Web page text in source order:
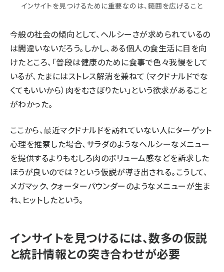
インサイトを見つけるために重要なのは、範囲を広げること
今般の社会の傾向として、ヘルシーさが求められているの
は間違いないだろう。しかし、ある個人の食生活に目を向
けたところ、「普段は健康のために食事で色々我慢をして
いるが、たまにはストレス解消を兼ねて（マクドナルドでな
くてもいいから）肉をむさぼりたい」という欲求があること
がわかった。
ここから、最近マクドナルドを訪れていない人にターゲット
心理を推察した場合、サラダのようなヘルシーなメニュー
を提供するよりもむしろ肉のボリューム感などを訴求した
ほうが良いのでは？という仮説が導き出される。こうして、
メガマック、クォーターパウンダーのようなメニューが生ま
れ、ヒットしたという。
インサイトを見つけるには、数多の仮説
と統計情報との突き合わせが必要